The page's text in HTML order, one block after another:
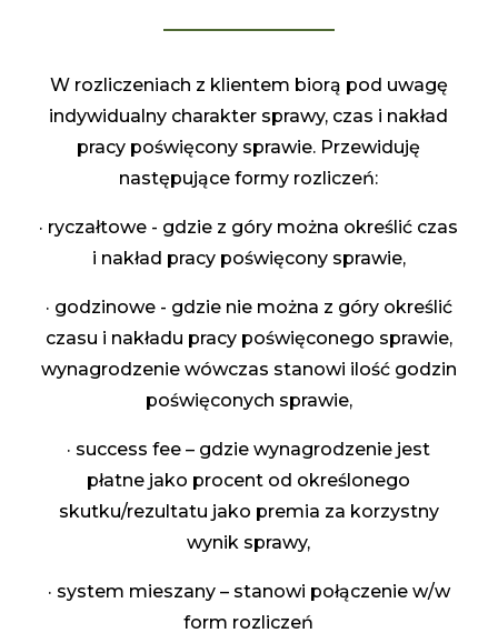
W rozliczeniach z klientem biorą pod uwagę
indywidualny charakter sprawy, czas i nakład
pracy poświęcony sprawie. Przewiduję
następujące formy rozliczeń:
· ryczałtowe - gdzie z góry można określić czas
i nakład pracy poświęcony sprawie,
· godzinowe - gdzie nie można z góry określić
czasu i nakładu pracy poświęconego sprawie,
wynagrodzenie wówczas stanowi ilość godzin
poświęconych sprawie,
· success fee – gdzie wynagrodzenie jest
płatne jako procent od określonego
skutku/rezultatu jako premia za korzystny
wynik sprawy,
· system mieszany – stanowi połączenie w/w
form rozliczeń